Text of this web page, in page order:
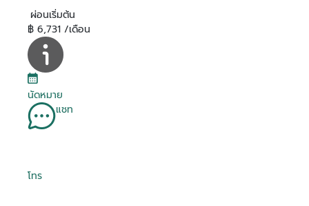
ผ่อนเริ่มต้น
฿ 6,731 /เดือน
นัดหมาย
แชท
โทร